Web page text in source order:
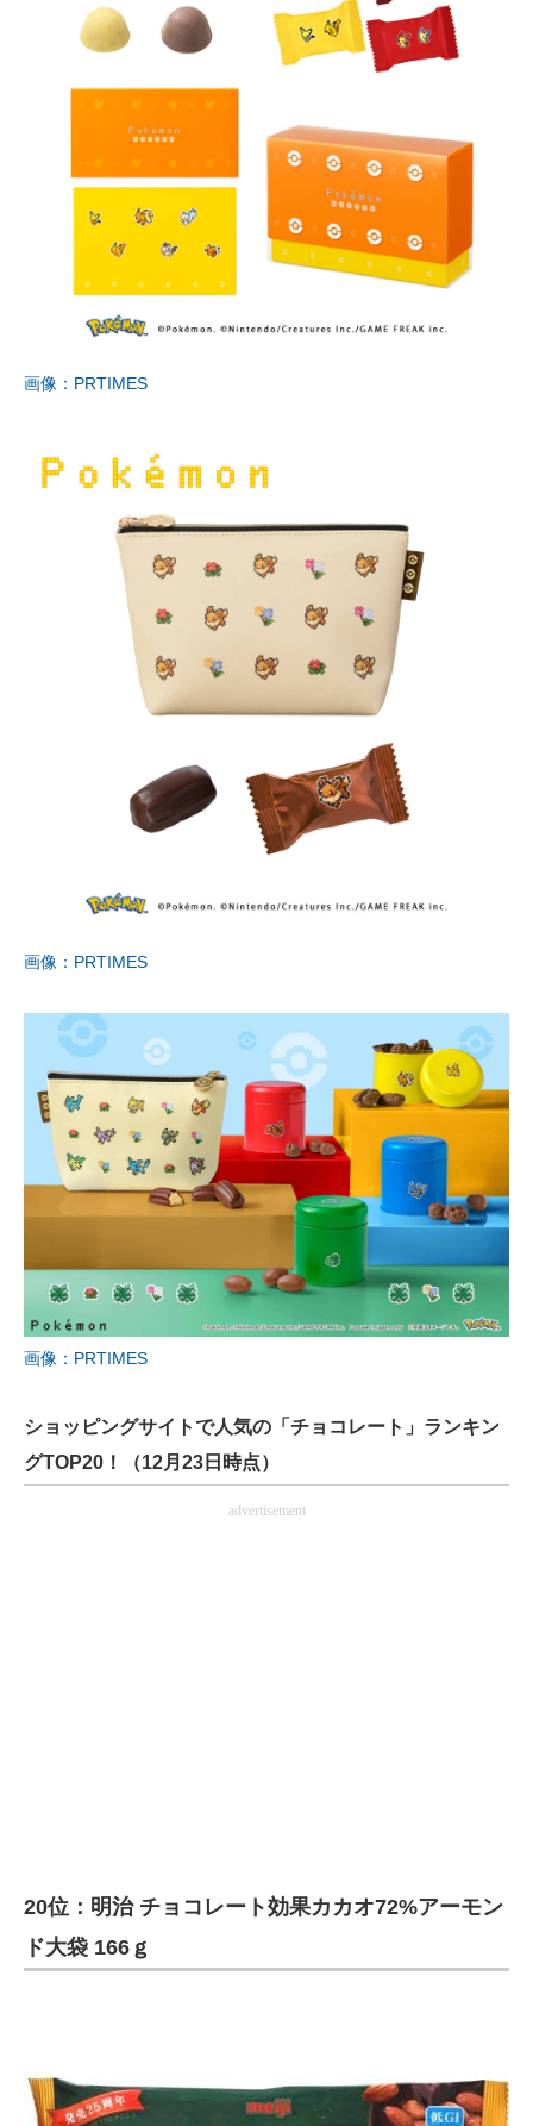
画像：PRTIMES
画像：PRTIMES
画像：PRTIMES
ショッピングサイトで人気の「チョコレート」ランキン
グTOP20！（12月23日時点）
advertisement
20位：明治 チョコレート効果カカオ72%アーモン
ド大袋 166ｇ